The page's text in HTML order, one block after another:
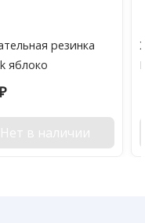
резинка
яблоко
Нет в наличии